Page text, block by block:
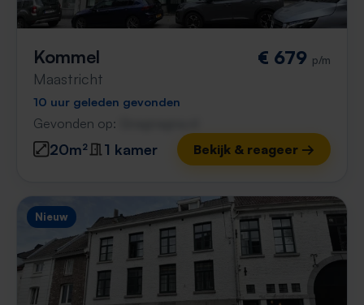
Kommel
Maastricht
€ 679 p/m
10 uur geleden gevonden
Gevonden op:
20m² 1 kamer Bekijk & reageer →
Nieuw